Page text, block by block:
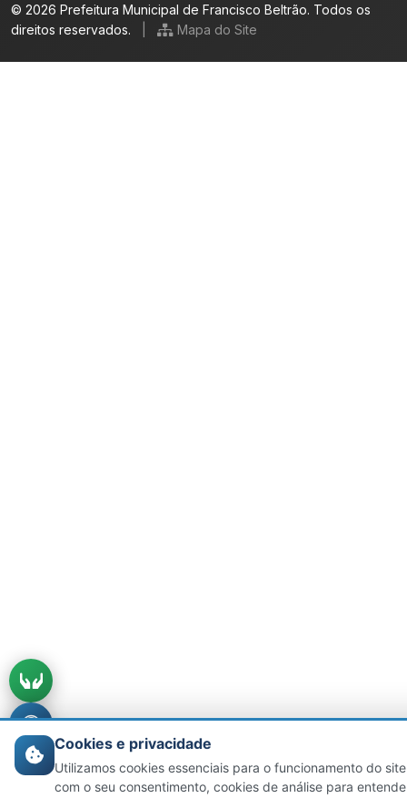
© 2026 Prefeitura Municipal de Francisco Beltrão. Todos os
direitos reservados.
Mapa do Site
Cookies e privacidade
Utilizamos cookies essenciais para o funcionamento do
com o seu consentimento, cookies de análise para